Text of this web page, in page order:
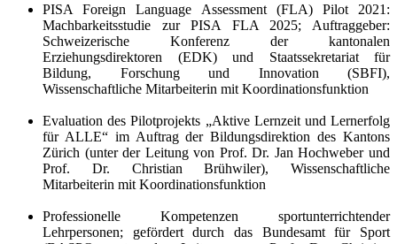
PISA Foreign Language Assessment (FLA) Pilot 2021:
Machbarkeitsstudie zur PISA FLA 2025; Auftraggeber:
Schweizerische Konferenz der kantonalen
Erziehungsdirektoren (EDK) und Staatssekretariat für
Bildung, Forschung und Innovation (SBFI),
Wissenschaftliche Mitarbeiterin mit Koordinationsfunktion
Evaluation des Pilotprojekts „Aktive Lernzeit und Lernerfolg
für ALLE“ im Auftrag der Bildungsdirektion des Kantons
Zürich (unter der Leitung von Prof. Dr. Jan Hochweber und
Prof. Dr. Christian Brühwiler), Wissenschaftliche
Mitarbeiterin mit Koordinationsfunktion
Professionelle Kompetenzen sportunterrichtender
Lehrpersonen; gefördert durch das Bundesamt für Sport